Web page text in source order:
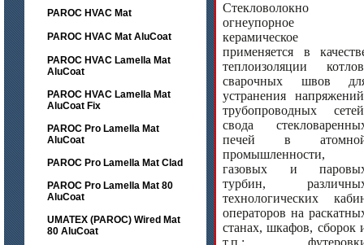
PAROC HVAC Mat
PAROC HVAC Mat AluCoat
PAROC HVAC Lamella Mat
AluCoat
PAROC HVAC Lamella Mat
AluCoat Fix
PAROC Pro Lamella Mat
AluCoat
PAROC Pro Lamella Mat Clad
PAROC Pro Lamella Mat 80
AluCoat
UMATEX (PAROC) Wired Mat
80 AluCoat
Стекловолокно
огнеупорное
керамическое
применяется в
теплоизоляции
сварочных швов
устранения
трубопроводных
свода
печей в
промышленности,
газовых и
турбин,
технологических
операторов на
станах, шкафов, сборок
т.п.;